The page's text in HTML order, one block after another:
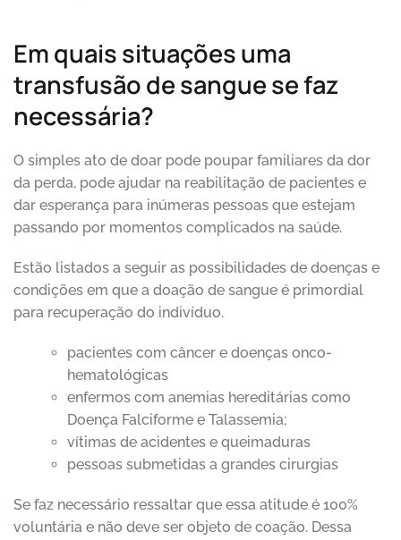
Em quais situações uma
transfusão de sangue se faz
necessária?
O simples ato de doar pode poupar familiares da dor
da perda, pode ajudar na reabilitação de pacientes e
dar esperança para inúmeras pessoas que estejam
passando por momentos complicados na saúde.
Estão listados a seguir as possibilidades de doenças e
condições em que a doação de sangue é primordial
para recuperação do indivíduo.
pacientes com câncer e doenças onco-
hematológicas
enfermos com anemias hereditárias como
Doença Falciforme e Talassemia;
vítimas de acidentes e queimaduras
pessoas submetidas a grandes cirurgias
Se faz necessário ressaltar que essa atitude é 100%
voluntária e não deve ser objeto de coação. Dessa